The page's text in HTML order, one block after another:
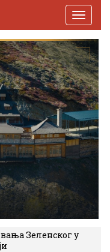
Зеленског у